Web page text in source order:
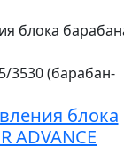
блока
ADVANCE